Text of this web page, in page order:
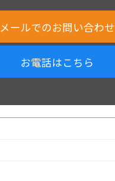
メールでのお問い合わせ
お電話はこちら